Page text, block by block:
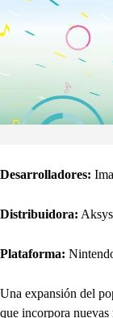
Desarrolladores:
Distribuidora:
Plataforma:
Una expansión del
que incorpora